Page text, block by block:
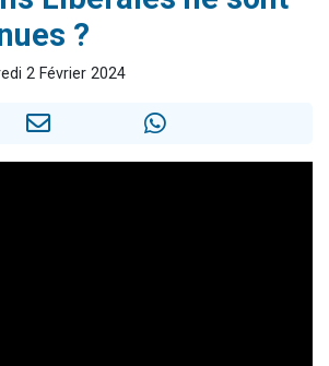
30 personnes viennent de faire un don pour Sauvez la jambe de Yohan
Il reste 49 places pour étudier en groupe sur Zoom
12 nouvelles musiques dans Torah-Box Music
?
2 Février 2024